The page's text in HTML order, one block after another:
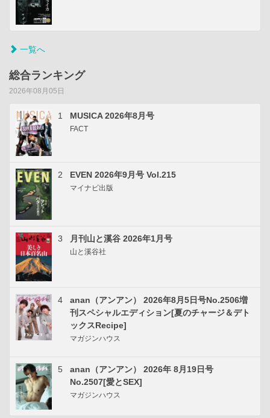
一覧へ
総合ランキング
2026年08月05日
1 MUSICA 2026年8月号
FACT
2 EVEN 2026年9月号 Vol.215
マイナビ出版
3 月刊山と溪谷 2026年1月号
山と溪谷社
4
anan（アンアン） 2026年8月5日号No.2506増
刊スペシャルエディション[夏のチャージ＆デト
ックスRecipe]
マガジンハウス
5
anan（アンアン） 2026年 8月19日号
No.2507[愛とSEX]
マガジンハウス